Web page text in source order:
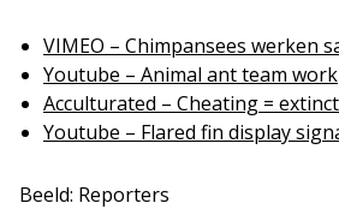
VIMEO – Chimpansees werken
Youtube – Animal ant team work
Acculturated – Cheating =
Youtube – Flared fin display
Beeld: Reporters